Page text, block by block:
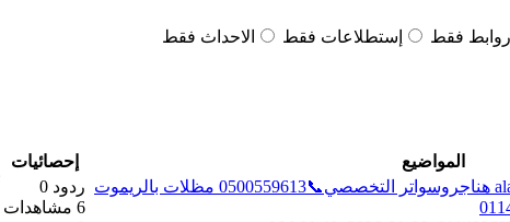
روابط فقط إستطلاعات فقط الاحداث فقط
المواضيع
إحصائيات
ردود 0
6 مشاهدات